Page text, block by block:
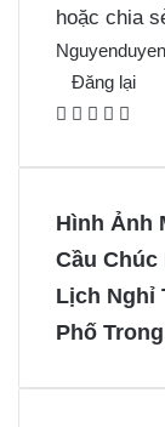
hoặc chia
Nguyenduyen
Đăng lại
F
o
o
k
X P
r
e
s
M
s
n
g
e
n
g
e
Hình Ảnh
Cầu Chúc
Lịch Nghỉ
Phố